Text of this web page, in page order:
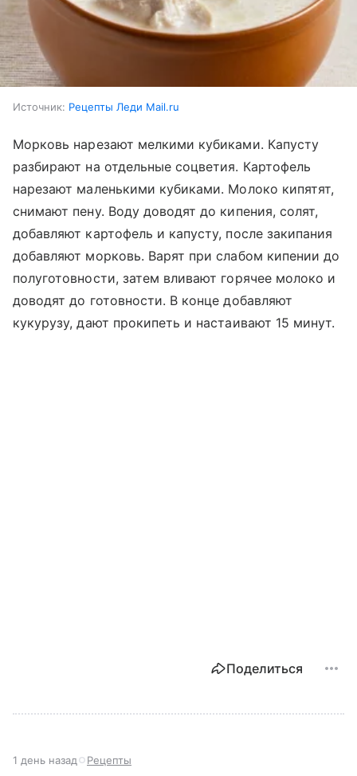
Источник: Рецепты Леди Mail.ru
Морковь нарезают мелкими кубиками. Капусту
разбирают на отдельные соцветия. Картофель
нарезают маленькими кубиками. Молоко кипятят,
снимают пену. Воду доводят до кипения, солят,
добавляют картофель и капусту, после закипания
добавляют морковь. Варят при слабом кипении до
полуготовности, затем вливают горячее молоко и
доводят до готовности. В конце добавляют
кукурузу, дают прокипеть и настаивают 15 минут.
Поделиться
1 день назад Рецепты